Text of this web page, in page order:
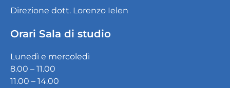
Direzione dott. Lorenzo Ielen
Orari Sala di studio
Lunedì e mercoledì
8.00 – 11.00
11.00 – 14.00